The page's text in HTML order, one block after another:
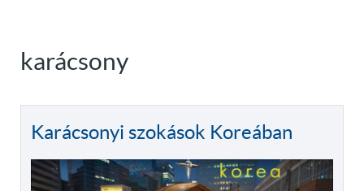
karácsony
Karácsonyi szokások Koreában